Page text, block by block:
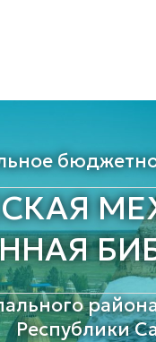
Республики